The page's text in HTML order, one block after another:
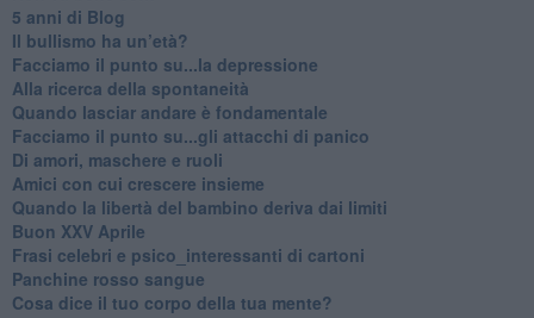
​5 anni di Blog
​Il bullismo ha un’età?
Facciamo il punto su...la depressione
​Alla ricerca della spontaneità
​Quando lasciar andare è fondamentale
Facciamo il punto su...gli attacchi di panico
Di amori, maschere e ruoli
​Amici con cui crescere insieme
​Quando la libertà del bambino deriva dai limiti
Buon XXV Aprile
​Frasi celebri e psico_interessanti di cartoni
​Panchine rosso sangue
​Cosa dice il tuo corpo della tua mente?